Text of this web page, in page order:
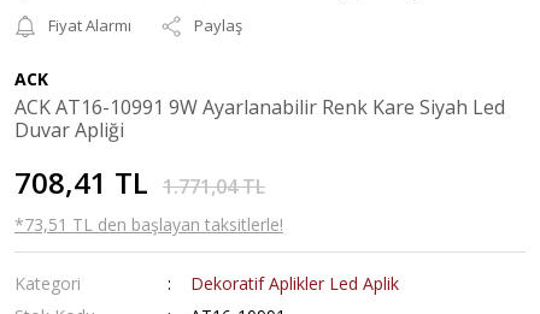
Fiyat Alarmı
Paylaş
ACK
ACK AT16-10991 9W Ayarlanabilir Renk Kare Siyah Led
Duvar Apliği
708,41 TL 1.771,04 TL
*73,51 TL den başlayan taksitlerle!
Kategori
Dekoratif Aplikler Led Aplik